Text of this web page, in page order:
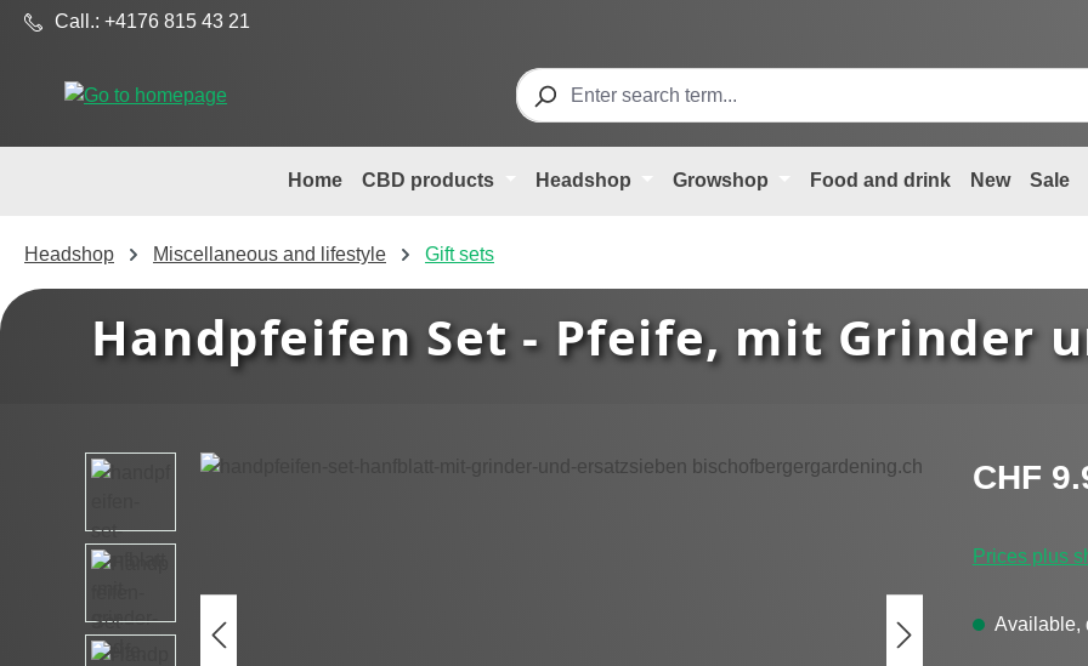
to main content
Skip to search
Skip to main navigation
Call.: +4176 815 43 21
Home CBD products Headshop Growshop Food and drink New Sale
Headshop Miscellaneous and lifestyle Gift sets
Handpfeifen Set - Pfeife, mit Grinder
Skip image gallery Regular
CHF
Prices plus
Available,